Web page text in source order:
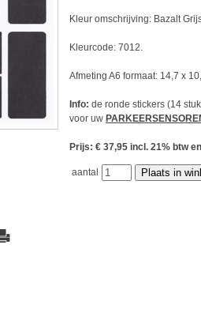
Kleur omschrijving: Bazalt
Kleurcode: 7012.
Afmeting A6 formaat: 14,7 x
Info: de ronde stickers (14
voor uw
Prijs: € 37,95 incl. 21% btw
aantal